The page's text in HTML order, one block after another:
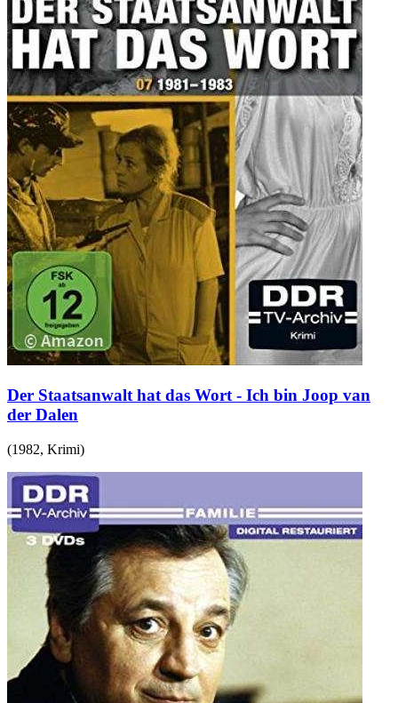
Der Staatsanwalt hat das Wort - Ich bin Joop van
der Dalen
(1982, Krimi)